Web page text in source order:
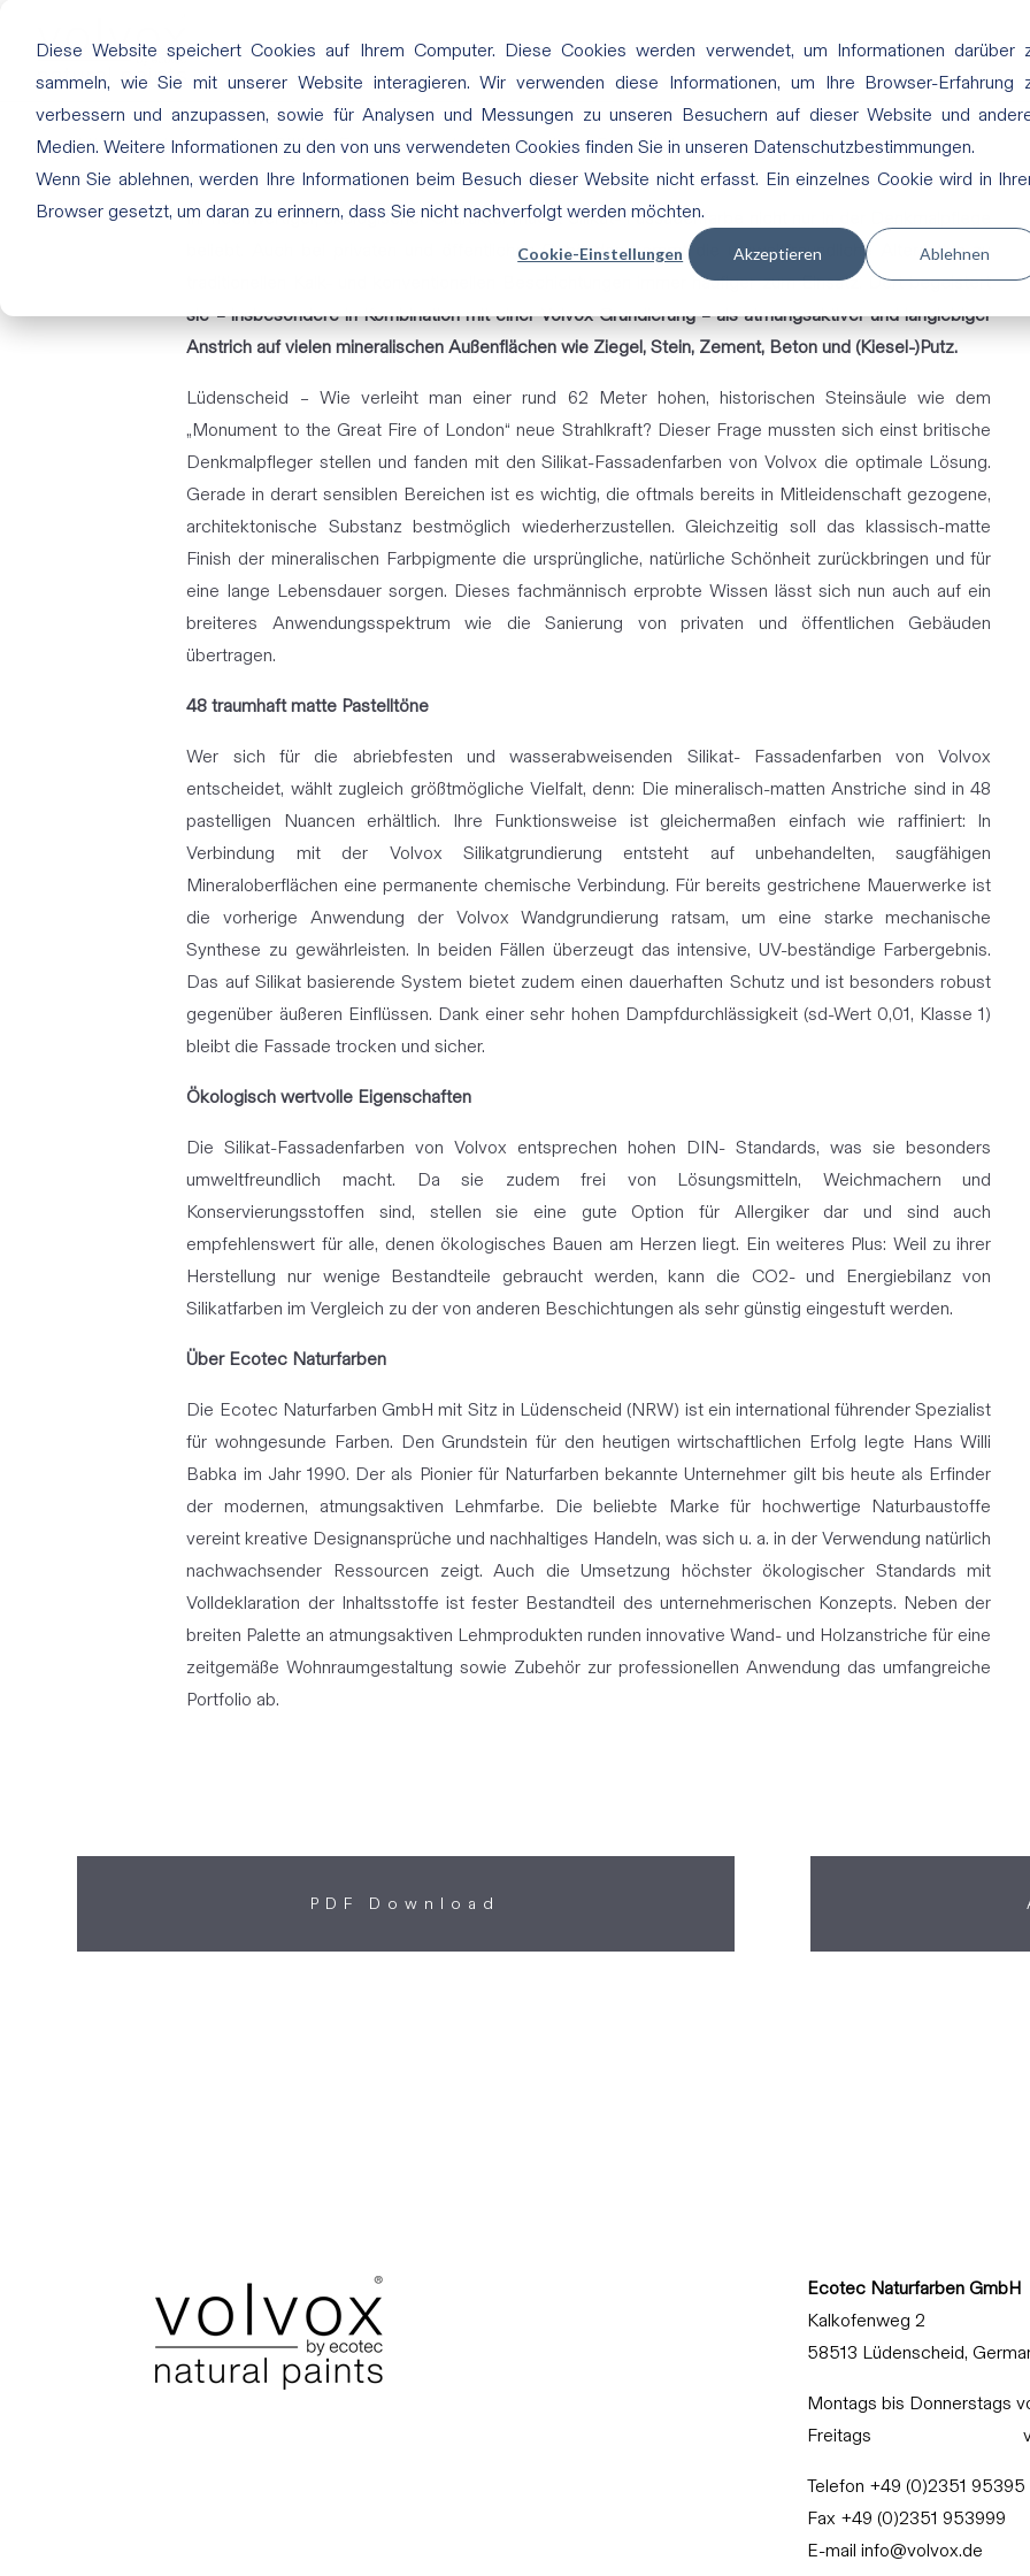
Diese Website speichert Cookies auf Ihrem Computer. Diese Cookies werden verwendet, um Informationen darüber
sammeln, wie Sie mit unserer Website interagieren. Wir verwenden diese Informationen, um Ihre Browser-Erfahrung
verbessern und anzupassen, sowie für Analysen und Messungen zu unseren Besuchern auf dieser Website und
Medien. Weitere Informationen zu den von uns verwendeten Cookies finden Sie in unseren Datenschutzbestimmungen.
Wenn Sie ablehnen, werden Ihre Informationen beim Besuch dieser Website nicht erfasst. Ein einzelnes Cookie wird in
Browser gesetzt, um daran zu erinnern, dass Sie nicht nachverfolgt werden möchten.
Cookie-Einstellungen Akzeptieren Ablehnen
Historisch erprobt: Silikat-Fassadenfarbe in trendigen Pastelltönen
Ihr hochwertiger, ökologischer Charakter macht Silikat- Fassadenfarbe nicht nur in der Denkmalpflege
beliebt. Auch bei privaten und öffentlichen Gebäuden kommt die umweltfreundliche Alternative zu
traditionellen Kalk- und konventionellen Beschichtungen immer häufiger zum Einsatz. Dort begeistert
sie – insbesondere in Kombination mit einer Volvox Grundierung – als atmungsaktiver und langlebiger
Anstrich auf vielen mineralischen Außenflächen wie Ziegel, Stein, Zement, Beton und (Kiesel-)Putz.
Lüdenscheid – Wie verleiht man einer rund 62 Meter hohen, historischen Steinsäule wie dem
„Monument to the Great Fire of London“ neue Strahlkraft? Dieser Frage mussten sich einst britische
Denkmalpfleger stellen und fanden mit den Silikat-Fassadenfarben von Volvox die optimale Lösung.
Gerade in derart sensiblen Bereichen ist es wichtig, die oftmals bereits in Mitleidenschaft gezogene,
architektonische Substanz bestmöglich wiederherzustellen. Gleichzeitig soll das klassisch-matte
Finish der mineralischen Farbpigmente die ursprüngliche, natürliche Schönheit zurückbringen und für
eine lange Lebensdauer sorgen. Dieses fachmännisch erprobte Wissen lässt sich nun auch auf ein
breiteres Anwendungsspektrum wie die Sanierung von privaten und öffentlichen Gebäuden
übertragen.
48 traumhaft matte Pastelltöne
Wer sich für die abriebfesten und wasserabweisenden Silikat- Fassadenfarben von Volvox
entscheidet, wählt zugleich größtmögliche Vielfalt, denn: Die mineralisch-matten Anstriche sind in 48
pastelligen Nuancen erhältlich. Ihre Funktionsweise ist gleichermaßen einfach wie raffiniert: In
Verbindung mit der Volvox Silikatgrundierung entsteht auf unbehandelten, saugfähigen
Mineraloberflächen eine permanente chemische Verbindung. Für bereits gestrichene Mauerwerke ist
die vorherige Anwendung der Volvox Wandgrundierung ratsam, um eine starke mechanische
Synthese zu gewährleisten. In beiden Fällen überzeugt das intensive, UV-beständige Farbergebnis.
Das auf Silikat basierende System bietet zudem einen dauerhaften Schutz und ist besonders robust
gegenüber äußeren Einflüssen. Dank einer sehr hohen Dampfdurchlässigkeit (sd-Wert 0,01, Klasse 1)
bleibt die Fassade trocken und sicher.
Ökologisch wertvolle Eigenschaften
Die Silikat-Fassadenfarben von Volvox entsprechen hohen DIN- Standards, was sie besonders
umweltfreundlich macht. Da sie zudem frei von Lösungsmitteln, Weichmachern und
Konservierungsstoffen sind, stellen sie eine gute Option für Allergiker dar und sind auch
empfehlenswert für alle, denen ökologisches Bauen am Herzen liegt. Ein weiteres Plus: Weil zu ihrer
Herstellung nur wenige Bestandteile gebraucht werden, kann die CO2- und Energiebilanz von
Silikatfarben im Vergleich zu der von anderen Beschichtungen als sehr günstig eingestuft werden.
Über Ecotec Naturfarben
Die Ecotec Naturfarben GmbH mit Sitz in Lüdenscheid (NRW) ist ein international führender Spezialist
für wohngesunde Farben. Den Grundstein für den heutigen wirtschaftlichen Erfolg legte Hans Willi
Babka im Jahr 1990. Der als Pionier für Naturfarben bekannte Unternehmer gilt bis heute als Erfinder
der modernen, atmungsaktiven Lehmfarbe. Die beliebte Marke für hochwertige Naturbaustoffe
vereint kreative Designansprüche und nachhaltiges Handeln, was sich u. a. in der Verwendung natürlich
nachwachsender Ressourcen zeigt. Auch die Umsetzung höchster ökologischer Standards mit
Volldeklaration der Inhaltsstoffe ist fester Bestandteil des unternehmerischen Konzepts. Neben der
breiten Palette an atmungsaktiven Lehmprodukten runden innovative Wand- und Holzanstriche für eine
zeitgemäße Wohnraumgestaltung sowie Zubehör zur professionellen Anwendung das umfangreiche
Portfolio ab.
PDF Download
Ecotec Naturfarben GmbH
Kalkofenweg 2
58513 Lüdenscheid,
Montags bis Donnerstags
Freitags von
Telefon +49 (0)2351 95395
Fax +49 (0)2351 953999
E-mail info@volvox.de